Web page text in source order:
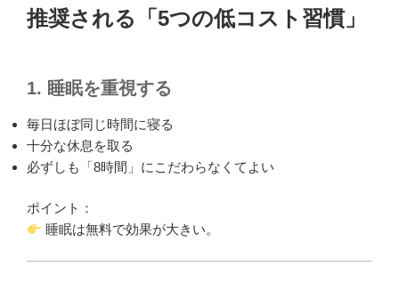
推奨される「5つの低コスト習慣」
1. 睡眠を重視する
毎日ほぼ同じ時間に寝る
十分な休息を取る
必ずしも「8時間」にこだわらなくてよい
ポイント：
睡眠は無料で効果が大きい。